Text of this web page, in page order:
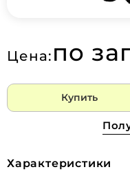
Цена: по
Купить
Характеристики